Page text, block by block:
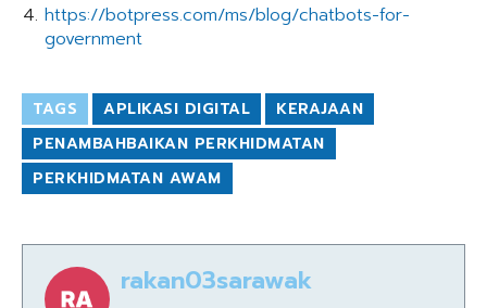
https://botpress.com/ms/blog/chatbots-for-
government
TAGS APLIKASI DIGITAL
KERAJAAN
PENAMBAHBAIKAN PERKHIDMATAN
PERKHIDMATAN AWAM
rakan03sarawak